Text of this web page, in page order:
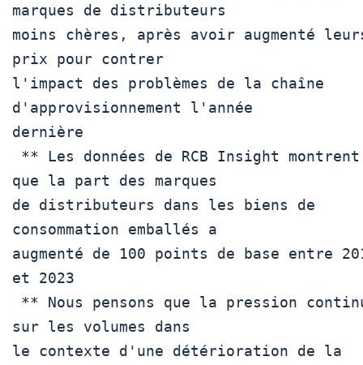
marques de distributeurs
moins chères, après avoir augmenté
prix pour contrer
l'impact des problèmes de la chaîne
d'approvisionnement l'année
dernière
que la part des marques
de distributeurs dans les biens de
consommation emballés a
augmenté de 100 points de base entre
et 2023
sur les volumes dans
le contexte d'une détérioration de la